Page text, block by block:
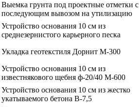
Выемка грунта под проектные отметки с
последующим вывозом на утилизацию
Устройство основания 10 см из
среднезернистого карьерного песка
Укладка геотекстиля Дорнит М-300
Устройство основания 10 см из
известнякового щебня ф-20/40 М-600
Устройство основания 10 см из жестко
укатываемого бетона В-7,5